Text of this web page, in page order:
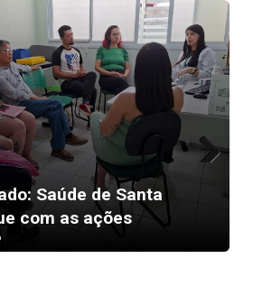
Saúde de Santa
com as ações